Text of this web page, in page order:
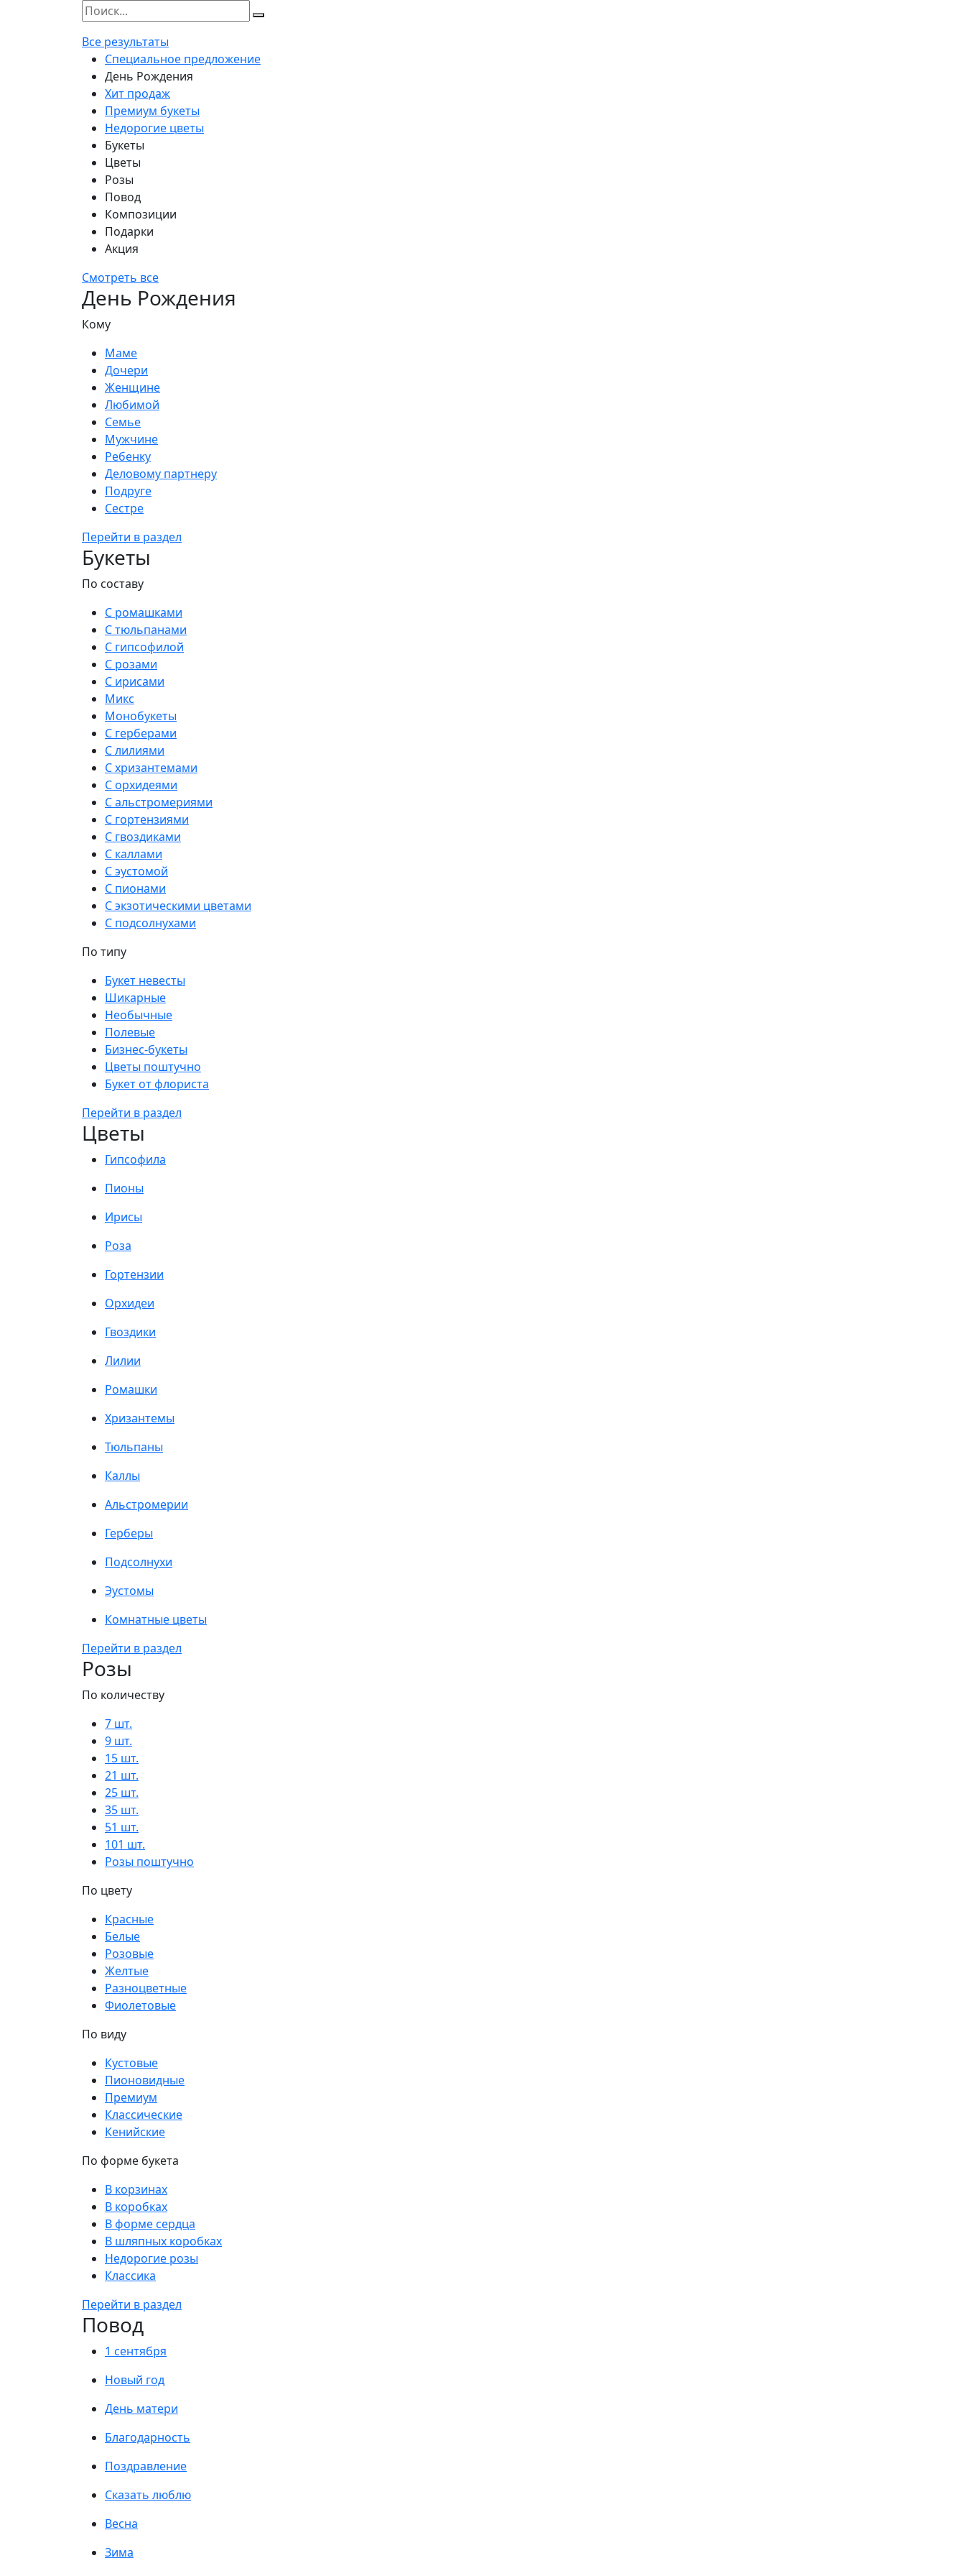
Все результаты
Специальное предложение
День Рождения
Хит продаж
Премиум букеты
Недорогие цветы
Букеты
Цветы
Розы
Повод
Композиции
Подарки
Акция
Смотреть все
День Рождения
Кому
Маме
Дочери
Женщине
Любимой
Семье
Мужчине
Ребенку
Деловому партнеру
Подруге
Сестре
Перейти в раздел
Букеты
По составу
С ромашками
С тюльпанами
С гипсофилой
С розами
С ирисами
Микс
Монобукеты
С герберами
С лилиями
С хризантемами
С орхидеями
С альстромериями
С гортензиями
С гвоздиками
С каллами
С эустомой
С пионами
С экзотическими цветами
С подсолнухами
По типу
Букет невесты
Шикарные
Необычные
Полевые
Бизнес-букеты
Цветы поштучно
Букет от флориста
Перейти в раздел
Цветы
Гипсофила
Пионы
Ирисы
Роза
Гортензии
Орхидеи
Гвоздики
Лилии
Ромашки
Хризантемы
Тюльпаны
Каллы
Альстромерии
Герберы
Подсолнухи
Эустомы
Комнатные цветы
Перейти в раздел
Розы
По количеству
7 шт.
9 шт.
15 шт.
21 шт.
25 шт.
35 шт.
51 шт.
101 шт.
Розы поштучно
По цвету
Красные
Белые
Розовые
Желтые
Разноцветные
Фиолетовые
По виду
Кустовые
Пионовидные
Премиум
Классические
Кенийские
По форме букета
В корзинах
В коробках
В форме сердца
В шляпных коробках
Недорогие розы
Классика
Перейти в раздел
Повод
1 сентября
Новый год
День матери
Благодарность
Поздравление
Сказать люблю
Весна
Зима